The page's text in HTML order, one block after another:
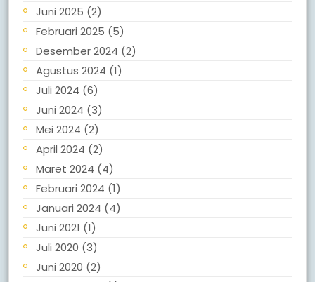
Juni 2025 (2)
Februari 2025 (5)
Desember 2024 (2)
Agustus 2024 (1)
Juli 2024 (6)
Juni 2024 (3)
Mei 2024 (2)
April 2024 (2)
Maret 2024 (4)
Februari 2024 (1)
Januari 2024 (4)
Juni 2021 (1)
Juli 2020 (3)
Juni 2020 (2)